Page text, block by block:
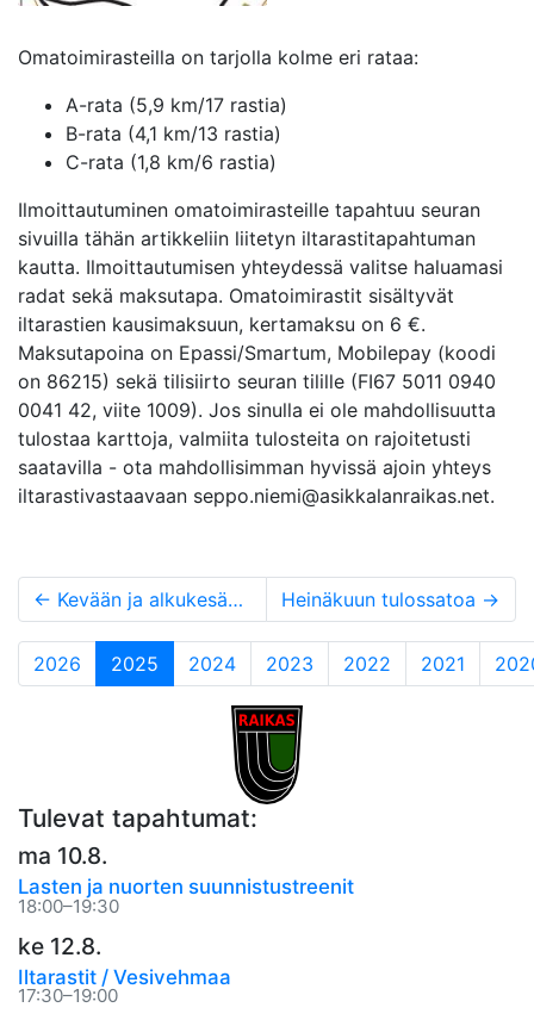
Omatoimirasteilla on tarjolla kolme eri rataa:
A-rata (5,9 km/17 rastia)
B-rata (4,1 km/13 rastia)
C-rata (1,8 km/6 rastia)
Ilmoittautuminen omatoimirasteille tapahtuu seuran
sivuilla tähän artikkeliin liitetyn iltarastitapahtuman
kautta. Ilmoittautumisen yhteydessä valitse haluamasi
radat sekä maksutapa. Omatoimirastit sisältyvät
iltarastien kausimaksuun, kertamaksu on 6 €.
Maksutapoina on Epassi/Smartum, Mobilepay (koodi
on 86215) sekä tilisiirto seuran tilille (FI67 5011 0940
0041 42, viite 1009). Jos sinulla ei ole mahdollisuutta
tulostaa karttoja, valmiita tulosteita on rajoitetusti
saatavilla - ota mahdollisimman hyvissä ajoin yhteys
iltarastivastaavaan seppo.niemi@asikkalanraikas.net.
← Kevään ja alkukesän tuloksia Heinäkuun tulossatoa →
2026 2025 (current)
2024 2023 2022 2021
Tulevat tapahtumat:
ma 10.8.
Lasten ja nuorten suunnistustreenit
18:00–19:30
ke 12.8.
Iltarastit / Vesivehmaa
17:30–19:00